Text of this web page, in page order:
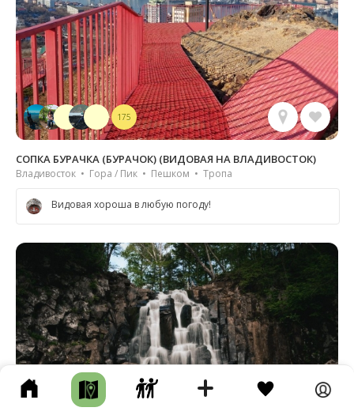
175
СОПКА БУРАЧКА (БУРАЧОК) (ВИДОВАЯ НА ВЛАДИВОСТОК)
Владивосток • Гора / Пик • Пешком • Тропа
Видовая хороша в любую погоду!